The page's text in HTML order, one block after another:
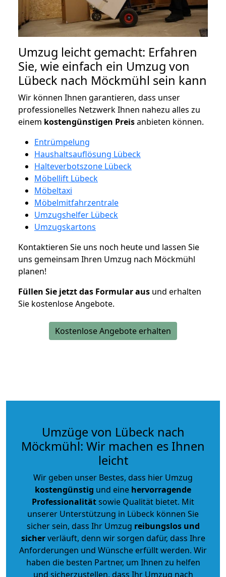
Umzug leicht gemacht: Erfahren
Sie, wie einfach ein Umzug von
Lübeck nach Möckmühl sein kann
Wir können Ihnen garantieren, dass unser
professionelles Netzwerk Ihnen nahezu alles zu
einem kostengünstigen Preisanbieten können.
Entrümpelung
Haushaltsauflösung Lübeck
Halteverbotszone Lübeck
Möbellift Lübeck
Möbeltaxi
Möbelmitfahrzentrale
Umzugshelfer Lübeck
Umzugskartons
Kontaktieren Sie uns noch heute und lassen Sie
uns gemeinsam Ihren Umzug nach Möckmühl
planen!
Füllen Sie jetzt das Formular aus und erhalten
Sie kostenlose Angebote.
Kostenlose Angebote erhalten
Umzüge von Lübeck nach
Möckmühl: Wir machen es Ihnen
leicht
Wir geben unser Bestes, dass hier Umzug
kostengünstig und eine hervorragende
Professionalitätsowie Qualität bietet. Mit
unserer Unterstützung in Lübeck können Sie
sicher sein, dass Ihr Umzug reibungslos und
sicherverläuft, denn wir sorgen dafür, dass Ihre
Anforderungen und Wünsche erfüllt werden. Wir
haben die besten Partner, um Ihnen zu helfen
und sicherzustellen, dass Ihr Umzug nach